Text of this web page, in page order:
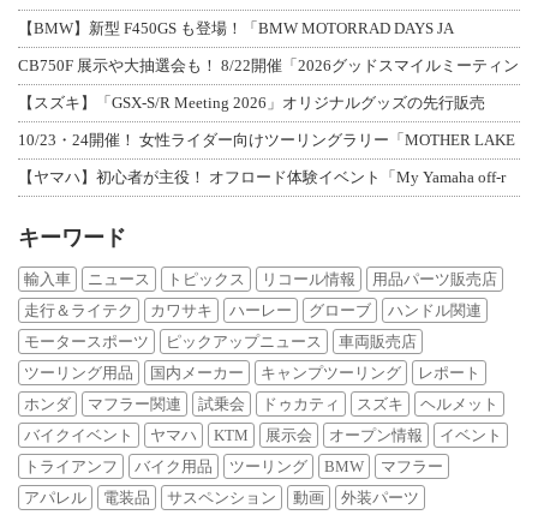
【BMW】新型 F450GS も登場！「BMW MOTORRAD DAYS JA
CB750F 展示や大抽選会も！ 8/22開催「2026グッドスマイルミーティン
【スズキ】「GSX-S/R Meeting 2026」オリジナルグッズの先行販売
10/23・24開催！ 女性ライダー向けツーリングラリー「MOTHER LAKE
【ヤマハ】初心者が主役！ オフロード体験イベント「My Yamaha off-r
キーワード
輸入車 ニュース トピックス リコール情報
用品パーツ販売店
走行＆ライテク
カワサキ ハーレー グローブ
ハンドル関連
モータースポーツ
ピックアップニュース
車両販売店
ツーリング用品
国内メーカー キャンプツーリング
レポート
ホンダ
マフラー関連 試乗会 ドゥカティ スズキ
ヘルメット
バイクイベント
ヤマハ KTM 展示会 オープン情報
イベント
トライアンフ
バイク用品 ツーリング BMW
マフラー
アパレル
電装品 サスペンション 動画 外装パーツ